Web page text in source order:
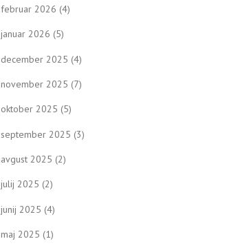
februar 2026 (4)
januar 2026 (5)
december 2025 (4)
november 2025 (7)
oktober 2025 (5)
september 2025 (3)
avgust 2025 (2)
julij 2025 (2)
junij 2025 (4)
maj 2025 (1)